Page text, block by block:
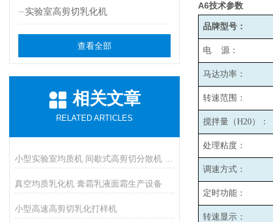
实验室高剪切乳化机
查看全部
相关文章
RELATED ARTICLES
真空均质乳化机 膏霜乳液面霜生产设备
小型高速高剪切乳化打样机
A6技术参数
品牌型号：
电 源：
马达功率：
转速范围：
搅拌量（H20）：
处理粘度：
调速方式：
定时功能：
转速显示：